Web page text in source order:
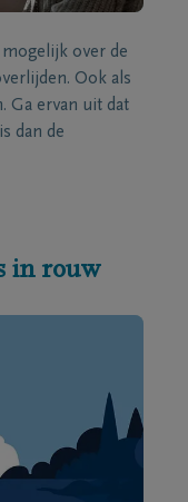
over de
Ook als
Ga ervan uit dat
dan de
in rouw